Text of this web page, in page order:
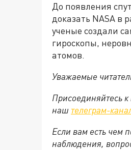
До появления
доказать NASA в
ученые создали
гироскопы,
атомов.
Уважаемые
Присоединяйтесь
наш телеграм-
Если вам есть чем
наблюдения,